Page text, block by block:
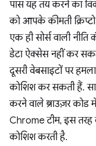
पास यह तय करने का
को आपके कीमती
एक ही सोर्स वाली
डेटा ऐक्सेस नहीं कर
दूसरी वेबसाइटों पर
कोशिश कर सकती हैं.
करने वाले ब्राउज़र कोड
Chrome टीम, इस
कोशिश करती है.